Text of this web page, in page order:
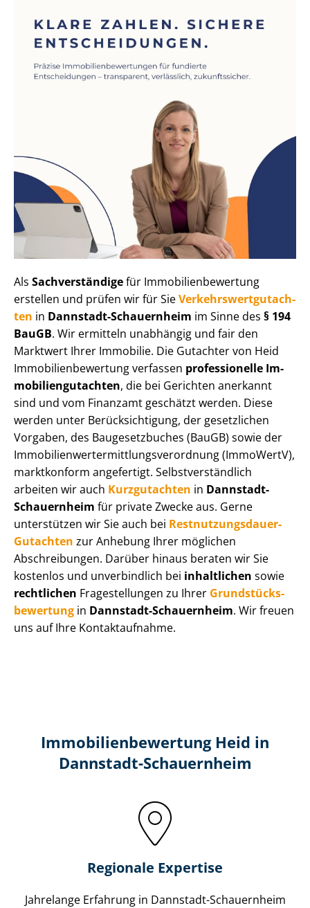
Als Sachverständigefür Im­mo­bi­li­en­be­wer­tung
erstellen und prüfen wir für SieVer­kehrs­wert­gut­ach­
ten in Dannstadt-Schauernheim im Sinne des § 194
BauGB. Wir ermitteln unabhängig und fair den
Marktwert Ihrer Immobilie. Die Gutachter von Heid
Im­mo­bi­li­en­be­wer­tung verfassen professionelle Im­
mo­bi­li­en­gut­ach­ten, die bei Gerichten anerkannt
sind und vom Finanzamt geschätzt werden. Diese
werden unter Be­rück­sich­ti­gung, der gesetzlichen
Vorgaben, des Baugesetzbuches (BauGB) sowie der
Im­mo­bi­li­en­wert­ermitt­lungs­ver­ord­nung (ImmoWertV),
marktkonform angefertigt. Selbst­ver­ständ­lich
arbeiten wir auch Kurzgutachten in Dannstadt-
Schauernheim für private Zwecke aus. Gerne
unterstützen wir Sie auch bei Rest­nut­zungs­dau­er-
Gutachten zur Anhebung Ihrer möglichen
Abschreibungen. Darüber hinaus beraten wir Sie
kostenlos und unverbindlich bei inhaltlichen sowie
rechtlichen Fragestellungen zu Ihrer Grund­stücks­
be­wer­tung in Dannstadt-Schauernheim. Wir freuen
uns auf Ihre Kontaktaufnahme.
Immobilien­bewertung Heid in
Dannstadt-Schauernheim
Regionale Expertise
Jahrelange Erfahrung in Dannstadt-Schauernheim